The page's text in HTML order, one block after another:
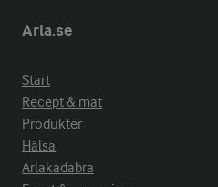
Arla.se
Start
Recept & mat
Produkter
Hälsa
Arlakadabra